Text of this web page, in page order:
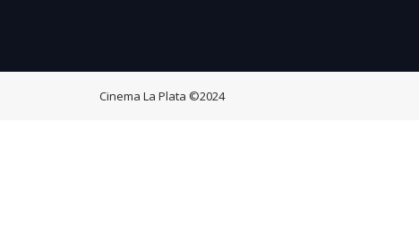
Cinema La Plata ©2024